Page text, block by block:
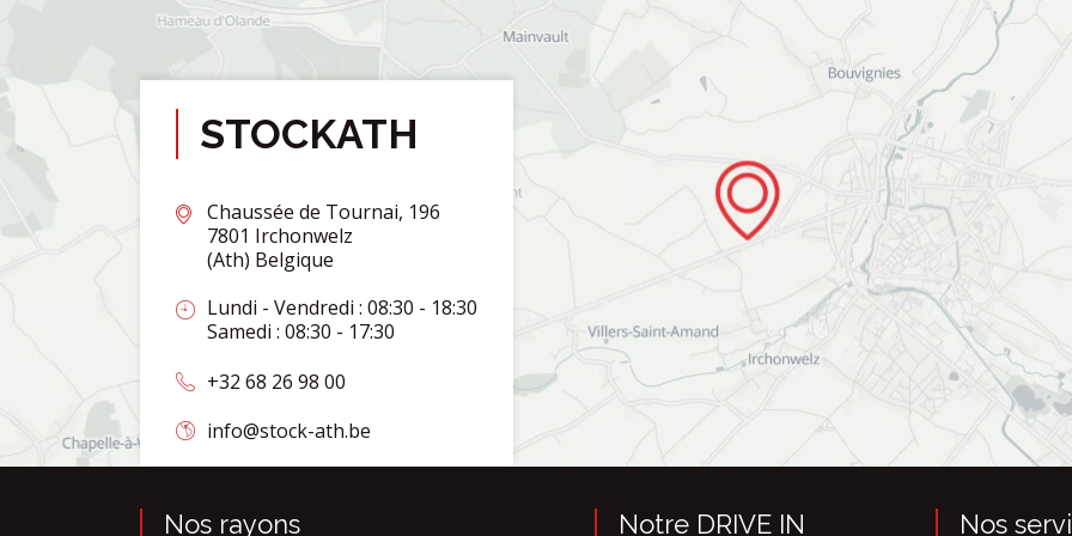
STOCKATH
Chaussée de Tournai, 196
7801 Irchonwelz
(Ath) Belgique
Lundi - Vendredi : 08:30 - 18:30
Samedi : 08:30 - 17:30
+32 68 26 98 00
info@stock-ath.be
Nos rayons Notre DRIVE IN Nos